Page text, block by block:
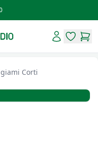
Egidio
Account
items in
Corti